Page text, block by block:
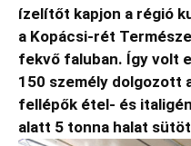
ízelítőt kapjon a régió
a Kopácsi-rét
fekvő faluban. Így volt
150 személy dolgozott
fellépők étel- és
alatt 5 tonna halat